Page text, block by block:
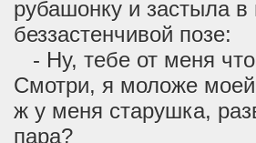
рубашонку и застыла в
беззастенчивой позе:
- Ну, тебе от меня
Смотри, я моложе
ж у меня старушка,
пара?